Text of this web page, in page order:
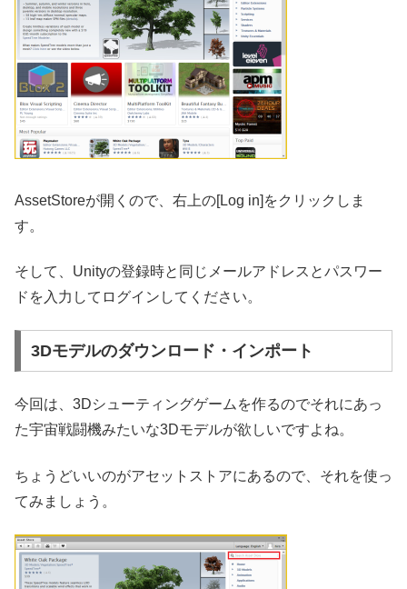
AssetStoreが開くので、右上の[Log in]をクリックしま
す。
そして、Unityの登録時と同じメールアドレスとパスワー
ドを入力してログインしてください。
3Dモデルのダウンロード・インポート
今回は、3Dシューティングゲームを作るのでそれにあっ
た宇宙戦闘機みたいな3Dモデルが欲しいですよね。
ちょうどいいのがアセットストアにあるので、それを使っ
てみましょう。